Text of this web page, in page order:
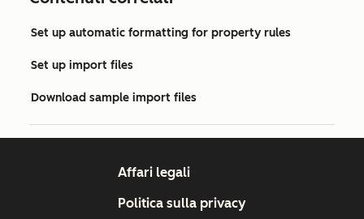
Set up automatic formatting for property rules
Set up import files
Download sample import files
Affari legali
Politica sulla privacy